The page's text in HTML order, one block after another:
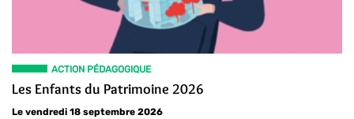
ACTION PÉDAGOGIQUE
Les Enfants du Patrimoine 2026
Le vendredi 18 septembre 2026